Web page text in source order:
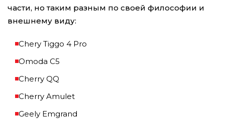
части, но таким разным по своей философии и
внешнему виду:
Chery Tiggo 4 Pro
Omoda C5
Cherry QQ
Cherry Amulet
Geely Emgrand